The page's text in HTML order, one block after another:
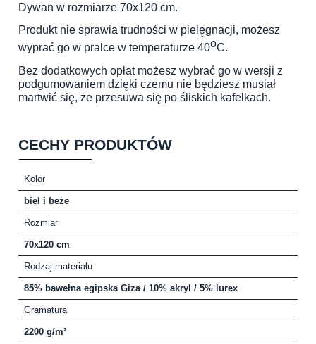
Dywan w rozmiarze 70x120 cm.
Produkt nie sprawia trudności w pielęgnacji, możesz
wyprać go w pralce w temperaturze 40oC.
Bez dodatkowych opłat możesz wybrać go w wersji z
podgumowaniem dzięki czemu nie będziesz musiał
martwić się, że przesuwa się po śliskich kafelkach.
CECHY PRODUKTÓW
Kolor
biel i beże
Rozmiar
70x120 cm
Rodzaj materiału
85% bawełna egipska Giza / 10% akryl / 5% lurex
Gramatura
2200 g/m²